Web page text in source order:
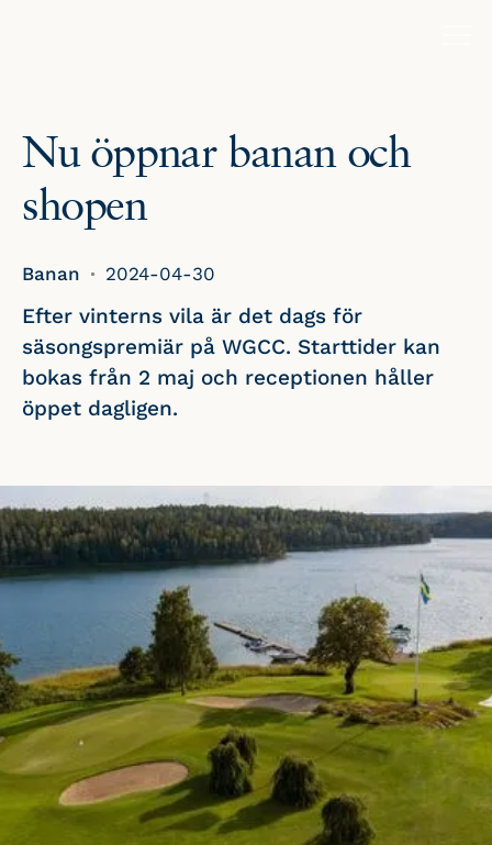
Nu öppnar banan och
shopen
Banan 2024-04-30
Efter vinterns vila är det dags för
säsongspremiär på WGCC. Starttider kan
bokas från 2 maj och receptionen håller
öppet dagligen.